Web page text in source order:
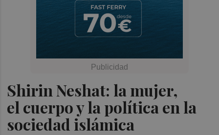
Shirin Neshat: la mujer,
el cuerpo y la política en la
sociedad islámica